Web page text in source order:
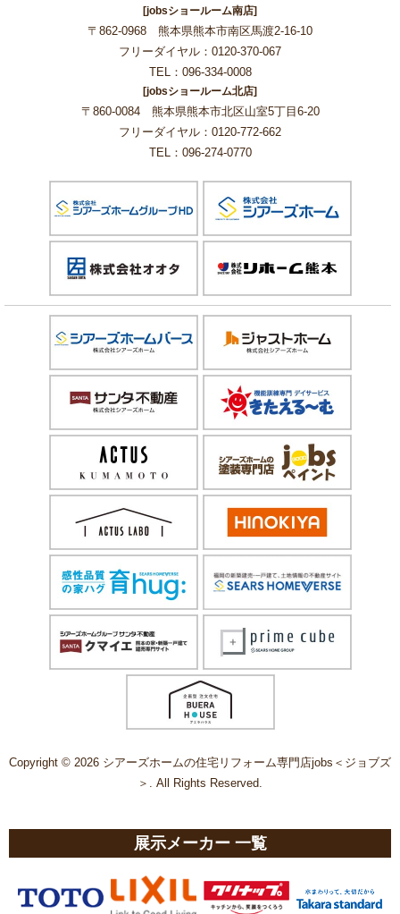
[jobsショールーム南店]
〒862-0968 熊本県熊本市南区馬渡2-16-10
フリーダイヤル：0120-370-067
TEL：096-334-0008
[jobsショールーム北店]
〒860-0084 熊本県熊本市北区山室5丁目6-20
フリーダイヤル：0120-772-662
TEL：096-274-0770
Copyright © 2026 シアーズホームの住宅リフォーム専門店jobs＜ジョブズ
＞. All Rights Reserved.
展示メーカー 一覧